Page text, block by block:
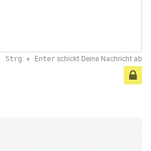
Strg + Enter schickt Deine Nachricht ab